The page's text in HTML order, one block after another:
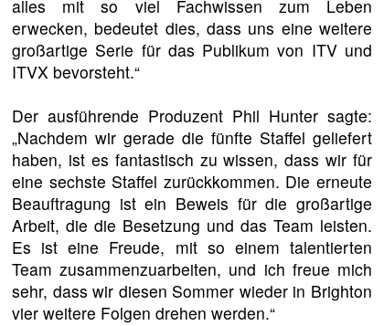
alles mit so viel Fachwissen zum Leben
erwecken, bedeutet dies, dass uns eine weitere
großartige Serie für das Publikum von ITV und
ITVX bevorsteht.“
Der ausführende Produzent Phil Hunter sagte:
„Nachdem wir gerade die fünfte Staffel geliefert
haben, ist es fantastisch zu wissen, dass wir für
eine sechste Staffel zurückkommen. Die erneute
Beauftragung ist ein Beweis für die großartige
Arbeit, die die Besetzung und das Team leisten.
Es ist eine Freude, mit so einem talentierten
Team zusammenzuarbeiten, und ich freue mich
sehr, dass wir diesen Sommer wieder in Brighton
vier weitere Folgen drehen werden.“